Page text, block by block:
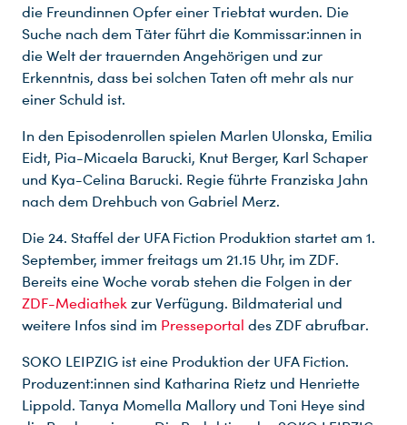
die Freundinnen Opfer einer Triebtat wurden. Die
Suche nach dem Täter führt die Kommissar:innen in
die Welt der trauernden Angehörigen und zur
Erkenntnis, dass bei solchen Taten oft mehr als nur
einer Schuld ist.
In den Episodenrollen spielen Marlen Ulonska, Emilia
Eidt, Pia-Micaela Barucki, Knut Berger, Karl Schaper
und Kya-Celina Barucki. Regie führte Franziska Jahn
nach dem Drehbuch von Gabriel Merz.
Die 24. Staffel der UFA Fiction Produktion startet am 1.
September, immer freitags um 21.15 Uhr, im ZDF.
Bereits eine Woche vorab stehen die Folgen in der
ZDF-Mediathek zur Verfügung. Bildmaterial und
weitere Infos sind im Presseportal des ZDF abrufbar.
SOKO LEIPZIG ist eine Produktion der UFA Fiction.
Produzent:innen sind Katharina Rietz und Henriette
Lippold. Tanya Momella Mallory und Toni Heye sind